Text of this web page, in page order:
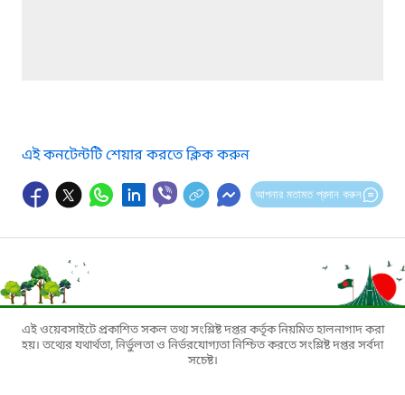
এই কনটেন্টটি শেয়ার করতে ক্লিক করুন
আপনার মতামত প্রদান করুন
এই ওয়েবসাইটে প্রকাশিত সকল তথ্য সংশ্লিষ্ট দপ্তর কর্তৃক নিয়মিত হালনাগাদ করা
হয়। তথ্যের যথার্থতা, নির্ভুলতা ও নির্ভরযোগ্যতা নিশ্চিত করতে সংশ্লিষ্ট দপ্তর সর্বদা
সচেষ্ট।